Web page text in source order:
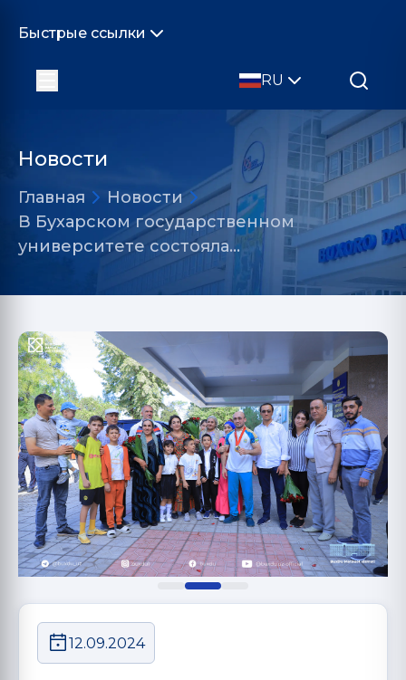
Быстрые ссылки
RU
Новости
Главная
Новости
В Бухарском государственном
университете состояла…
12.09.2024